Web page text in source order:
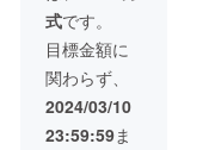
「ZUO
DU」日
傘× 3
式です。
目標金額に
関わらず、
2024/03/10
23:59:59ま